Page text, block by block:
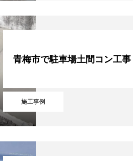
施工事例
青梅市で駐車場土間コン工事